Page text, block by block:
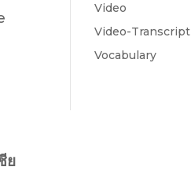
ย
Video
Video-Transcript
Vocabulary